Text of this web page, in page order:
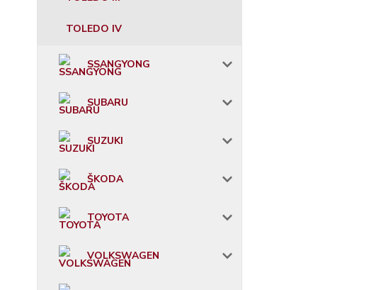
TOLEDO IV
SSANGYONG
SUBARU
SUZUKI
ŠKODA
TOYOTA
VOLKSWAGEN